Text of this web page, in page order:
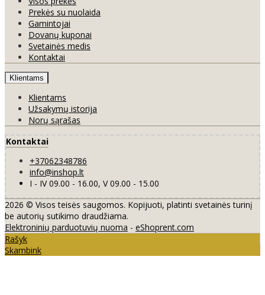
Prekės su nuolaida
Gamintojai
Dovanų kuponai
Svetainės medis
Kontaktai
Klientams
Klientams
Užsakymų istorija
Norų sąrašas
Kontaktai
+37062348786
info@inshop.lt
I - IV 09.00 - 16.00, V 09.00 - 15.00
2026 © Visos teisės saugomos. Kopijuoti, platinti svetainės turinį
be autorių sutikimo draudžiama.
Elektroninių parduotuvių nuoma - eShoprent.com
Rašyk
Skambink